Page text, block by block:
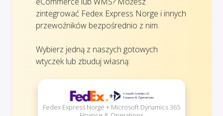
zintegrować Fedex Express Norge i innych
przewoźników bezpośrednio z nim.
Wybierz jedną z naszych gotowych
wtyczek lub zbuduj własną:
+
Fedex Express Norge + Microsoft Dynamics 365